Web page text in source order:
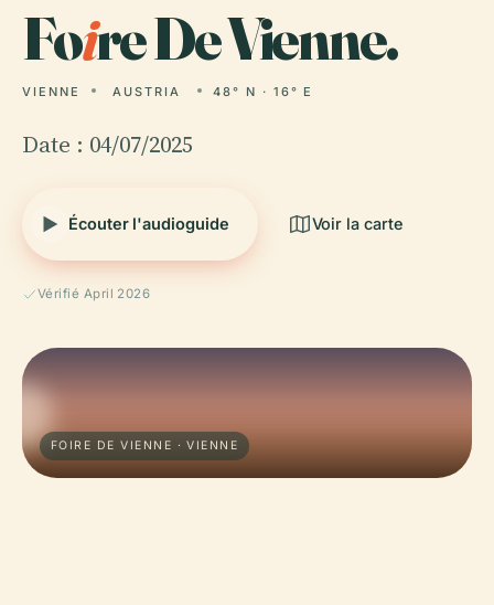
Foire De Vienne.
VIENNE AUSTRIA 48° N · 16° E
Date : 04/07/2025
Écouter l'audioguide Voir la carte
Vérifié April 2026
FOIRE DE VIENNE · VIENNE